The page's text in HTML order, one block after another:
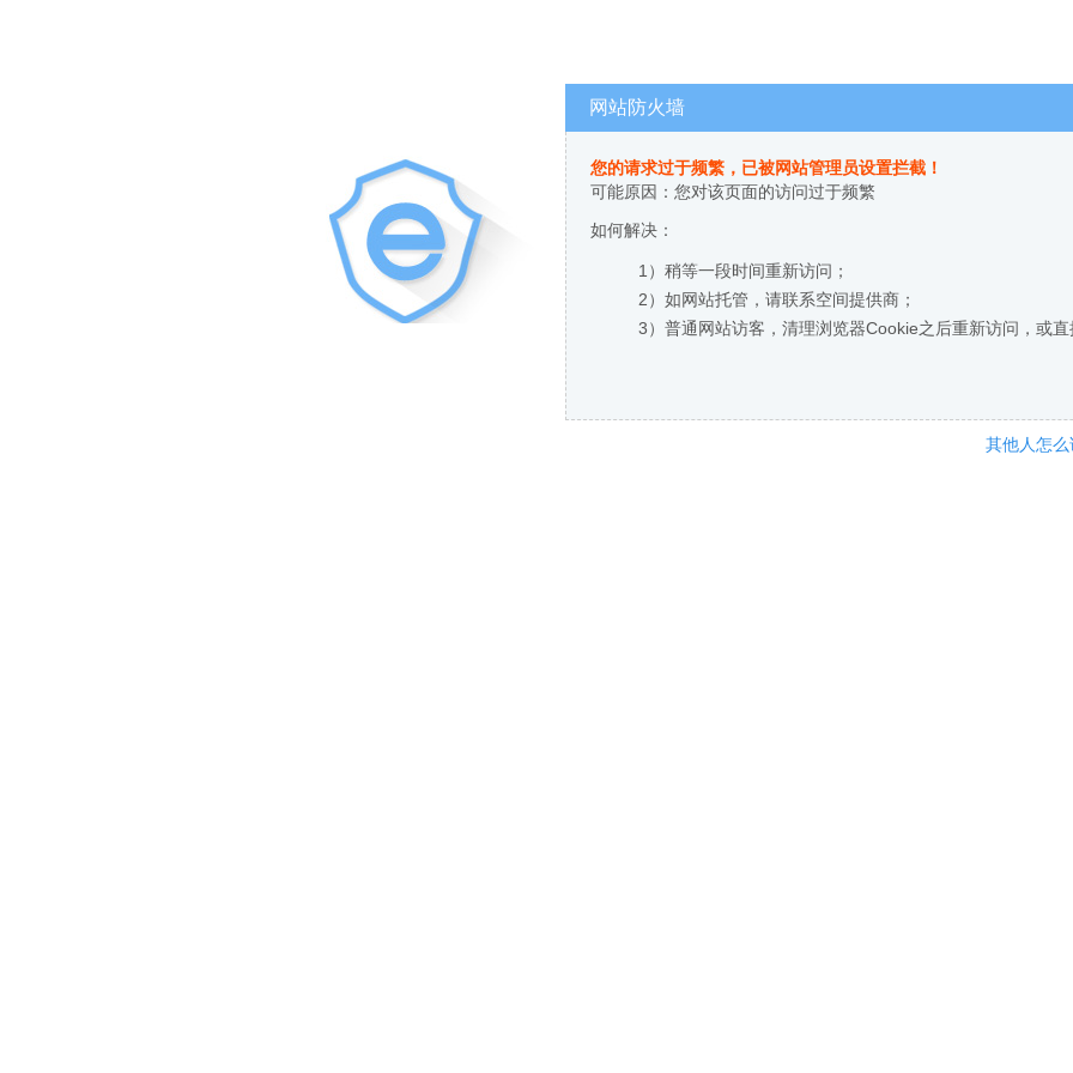
网站防火墙
您的请求过于频繁，已被网站管理员设置拦截！
可能原因：您对该页面的访问过于频繁
如何解决：
1）稍等一段时间重新访问；
2）如网站托管，请联系空间提供商；
3）普通网站访客，清理浏览器Cookie之后重新访问，或
其他人怎么